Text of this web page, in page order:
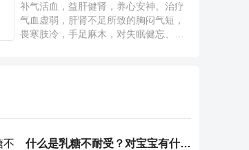
补气活血，益肝健肾，养心安神。治疗
气血虚弱，肝肾不足所致的胸闷气短，
畏寒肢冷，手足麻木，对失眠健忘、神
什么是乳糖不耐受？对宝宝有什么影响？